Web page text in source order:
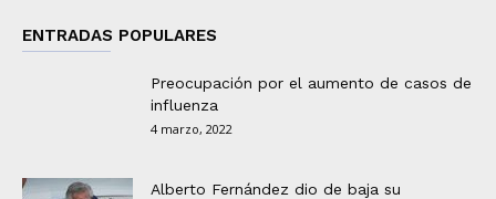
ENTRADAS POPULARES
Preocupación por el aumento de casos de
influenza
4 marzo, 2022
Alberto Fernández dio de baja su